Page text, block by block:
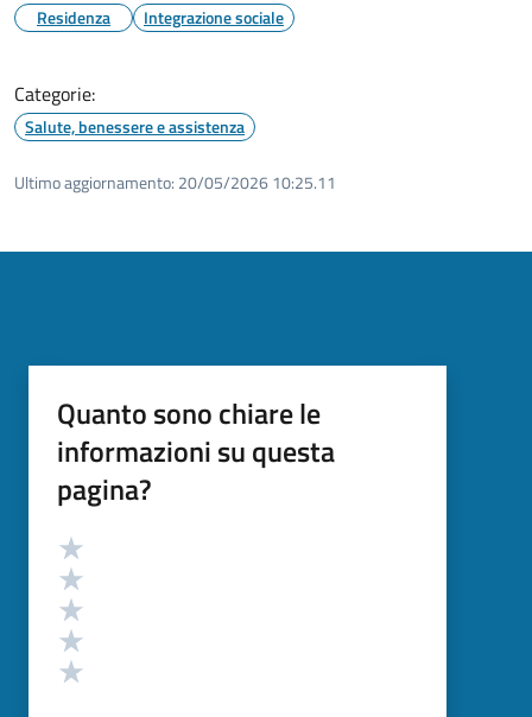
Residenza Integrazione sociale
Categorie:
Salute, benessere e assistenza
Ultimo aggiornamento: 20/05/2026 10:25.11
Quanto sono chiare le
informazioni su questa
pagina?
Valutazione